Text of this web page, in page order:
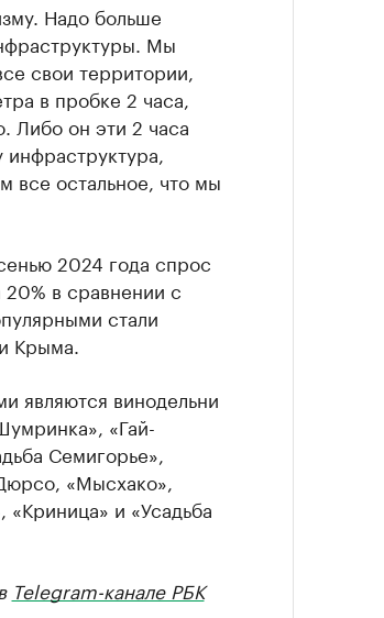
Надо больше
Мы
свои территории,
в пробке 2 часа,
Либо он эти 2 часа
все остальное, что мы
2024 года спрос
20% в сравнении с
стали
Крыма.
являются винодельни
«Гай-
Семигорье»,
«Мысхако»,
и «Усадьба
Telegram-канале РБК